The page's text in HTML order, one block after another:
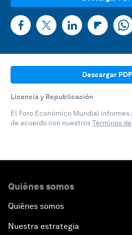
Descargar PDF
Licencia y Republicación
El Foro Económico Mundial
de acuerdo con nuestrosTérminos
Quiénes somos
Quiénes somos
Nuestra estrategia